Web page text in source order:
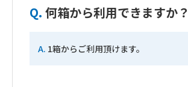
Q. 何箱から利用できますか？
A. 1箱からご利用頂けます。